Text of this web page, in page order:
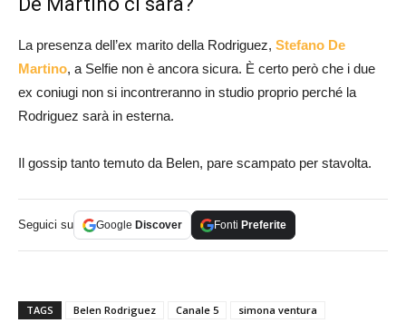
La presenza dell’ex marito della Rodriguez, Stefano De
Martino, a Selfie non è ancora sicura. È certo però che i due
ex coniugi non si incontreranno in studio proprio perché la
Rodriguez sarà in esterna.
Il gossip tanto temuto da Belen, pare scampato per stavolta.
Seguici su Google Discover Fonti Preferite
TAGS Belen Rodriguez Canale 5 simona ventura